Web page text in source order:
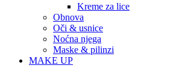
Kreme za lice
Obnova
Oči & usnice
Noćna njega
Maske & pilinzi
MAKE UP